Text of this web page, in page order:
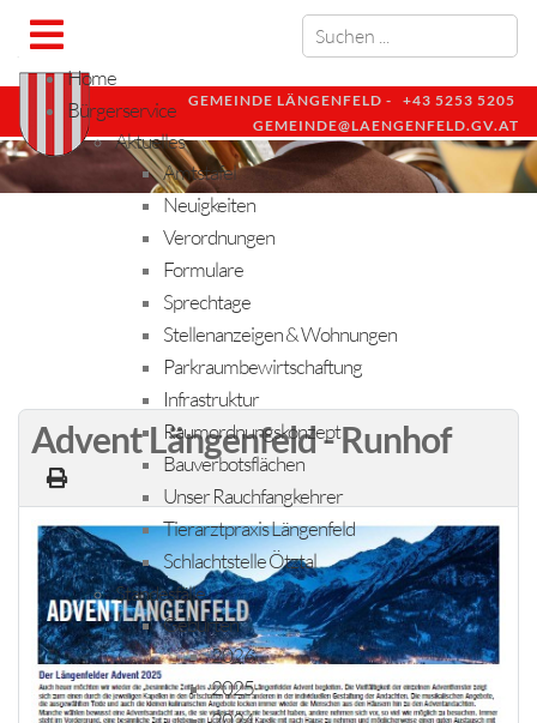
GEMEINDE LÄNGENFELD - +43 5253 5205
GEMEINDE@LAENGENFELD.GV.AT
Home
Bürgerservice
Aktuelles
Amtstafel
Neuigkeiten
Verordnungen
Formulare
Sprechtage
Stellenanzeigen & Wohnungen
Parkraumbewirtschaftung
Infrastruktur
Raumordnungskonzept
Bauverbotsflächen
Unser Rauchfangkehrer
Tierarztpraxis Längenfeld
Schlachtstelle Ötztal
Standesfälle
Geburten
2026
2025
Advent Längenfeld - Runhof